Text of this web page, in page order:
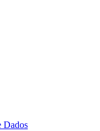
Dados